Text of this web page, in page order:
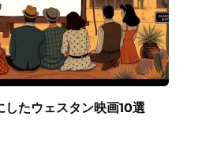
したウェスタン映画10選